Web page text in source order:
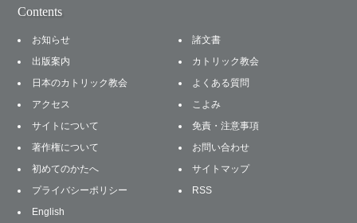
Contents
お知らせ
諸文書
出版案内
カトリック教会
日本のカトリック教会
よくある質問
アクセス
こよみ
サイトについて
免責・注意事項
著作権について
お問い合わせ
初めてのかたへ
サイトマップ
プライバシーポリシー
RSS
English